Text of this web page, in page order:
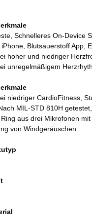
Schnelleres On‑Device
Blutsauerstoff App,
hoher und niedriger
unregelmäßigem
niedriger Cardio­Fitness,
MIL‑STD 810H
aus drei Mikrofonen
von Wind­geräuschen